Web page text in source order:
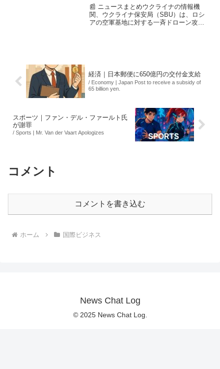
📰 ニュースまとめウクライナの情報機
関、ウクライナ保安局（SBU）は、ロシ
アの空軍基地に対する一斉ドローン攻撃
経済｜日本郵便に650億円の交付金支給
/ Economy | Japan Post to receive a subsidy of
65 billion yen.
スポーツ｜ファン・デル・ファールト氏
が謝罪
/ Sports | Mr. Van der Vaart Apologizes
コメント
コメントを書き込む
ホーム 国際ビジネス
News Chat Log
© 2025 News Chat Log.